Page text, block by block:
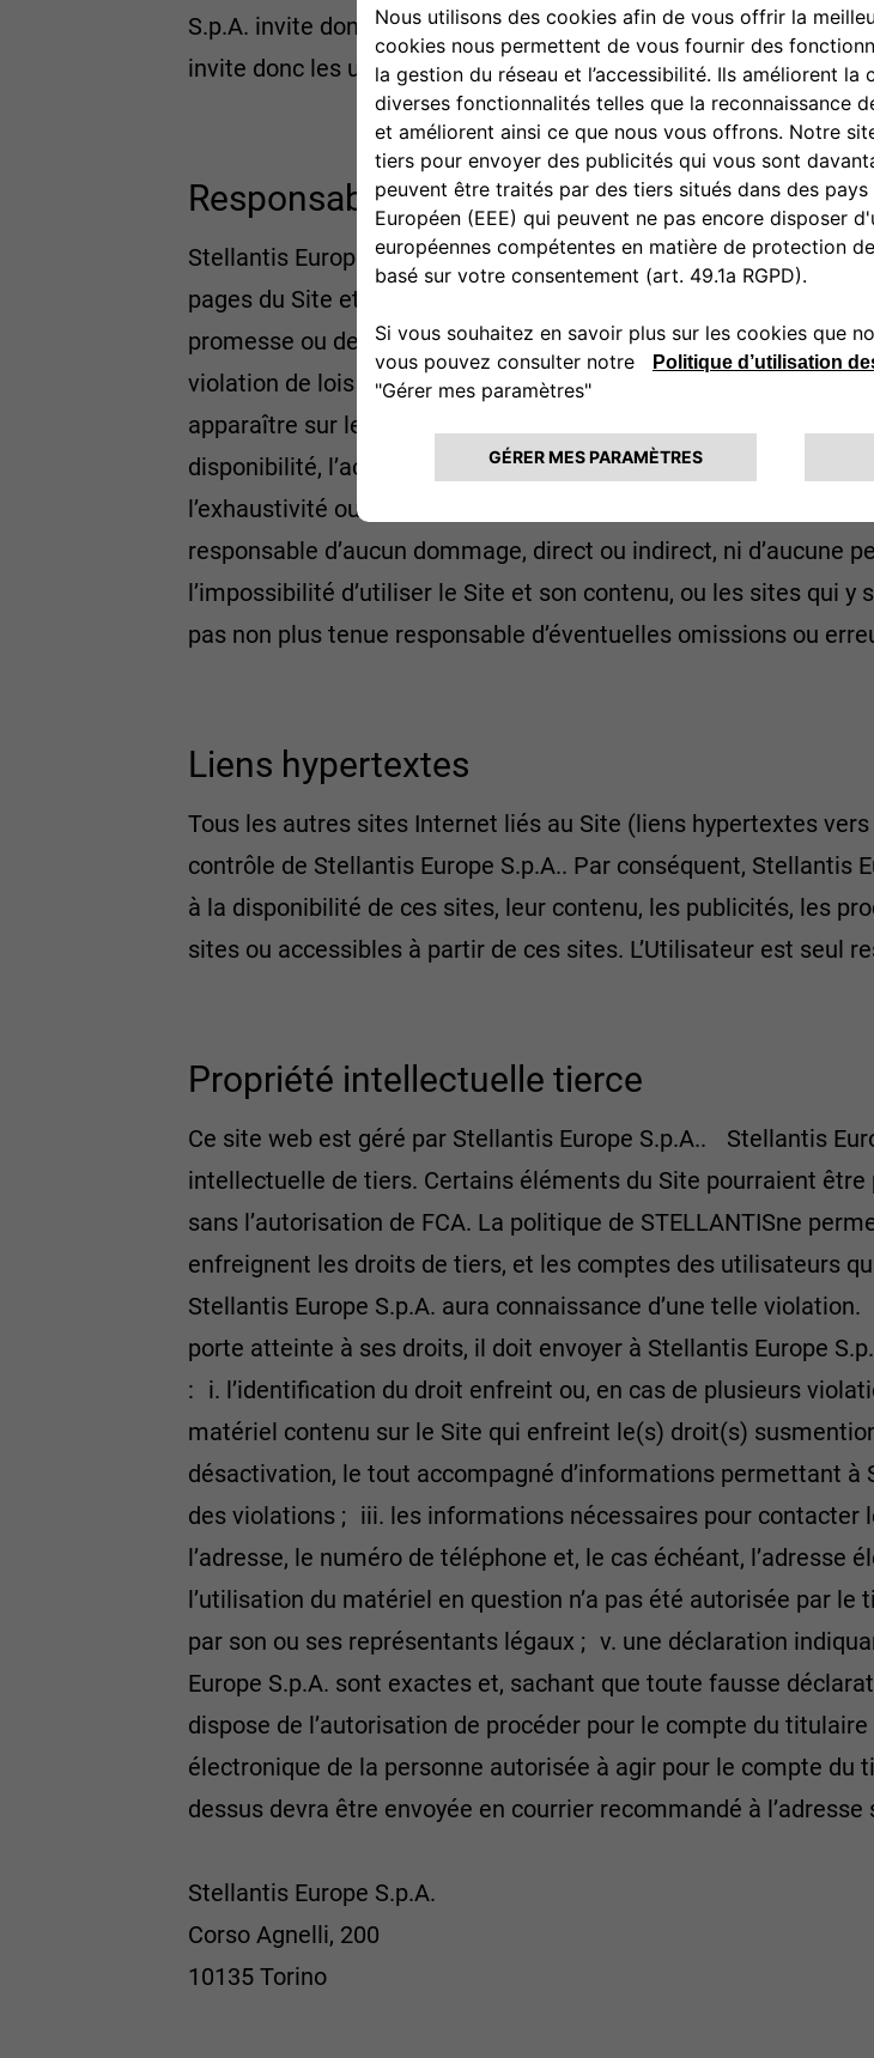
S.p.A. invite donc les utilisateurs à contacter l’organisme
invite donc les utilisateurs à contacter le site d’exposition
Responsabilités
Stellantis Europe S.p.A. n’assume aucune responsabilité
pages du Site et dans tous les autres sites Internet liés au Site.
promesse ou de garantie implicite concernant la composition,
violation de lois ou de brevets par les Produits eux-mêmes.
apparaître sur le Site. Par conséquent, Stellantis Europe S.p.A.
disponibilité, l’accessibilité et le contenu des pages liées au
l’exhaustivité ou la qualité des informations qui y figurent. La
responsable d’aucun dommage, direct ou indirect, ni d’aucune
l’impossibilité d’utiliser le Site et son contenu, ou les sites qui
pas non plus tenue responsable d’éventuelles omissions ou
Liens hypertextes
Tous les autres sites Internet liés au Site (liens hypertextes
contrôle de Stellantis Europe S.p.A.. Par conséquent, Stellantis
à la disponibilité de ces sites, leur contenu, les publicités, les
sites ou accessibles à partir de ces sites. L’Utilisateur est seul
Propriété intellectuelle tierce
Ce site web est géré par Stellantis Europe S.p.A.. Stellantis
intellectuelle de tiers. Certains éléments du Site pourraient
sans l’autorisation de FCA. La politique de STELLANTISne
enfreignent les droits de tiers, et les comptes des utilisateurs
Stellantis Europe S.p.A. aura connaissance d’une telle
porte atteinte à ses droits, il doit envoyer à Stellantis Europe
: i. l’identification du droit enfreint ou, en cas de plusieurs
matériel contenu sur le Site qui enfreint le(s) droit(s)
désactivation, le tout accompagné d’informations permettant à
des violations ; iii. les informations nécessaires pour contacter
l’adresse, le numéro de téléphone et, le cas échéant,
l’utilisation du matériel en question n’a pas été autorisée par
par son ou ses représentants légaux ; v. une déclaration
Europe S.p.A. sont exactes et, sachant que toute fausse
dispose de l’autorisation de procéder pour le compte du
électronique de la personne autorisée à agir pour le compte
dessus devra être envoyée en courrier recommandé à l’adresse
Stellantis Europe S.p.A.
Corso Agnelli, 200
10135 Torino